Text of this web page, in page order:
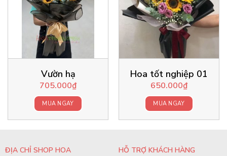
Vườn hạ
705.000₫
MUA NGAY
Hoa tốt nghiệp 01
650.000₫
MUA NGAY
ĐỊA CHỈ SHOP HOA
HỖ TRỢ KHÁCH HÀNG